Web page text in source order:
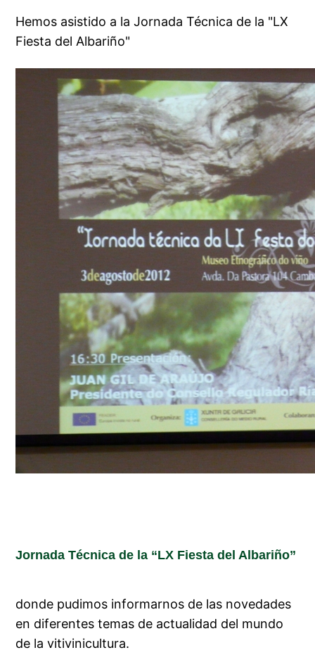
Hemos asistido a la Jornada Técnica de la "LX
Fiesta del Albariño"
Jornada Técnica de la “LX Fiesta del Albariño”
donde pudimos informarnos de las novedades
en diferentes temas de actualidad del mundo
de la vitivinicultura.